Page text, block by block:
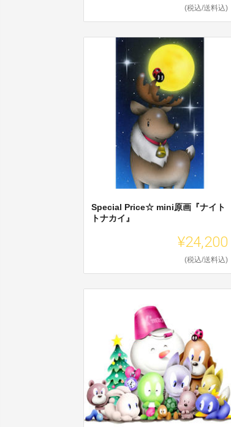
(税込/送料込)
Special Price☆ mini原画『ナイト
トナカイ』
¥24,200
(税込/送料込)